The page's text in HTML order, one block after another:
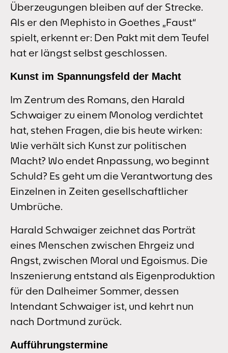
Überzeugungen bleiben auf der Strecke.
Als er den Mephisto in Goethes „Faust“
spielt, erkennt er: Den Pakt mit dem Teufel
hat er längst selbst geschlossen.
Kunst im Spannungsfeld der Macht
Im Zentrum des Romans, den Harald
Schwaiger zu einem Monolog verdichtet
hat, stehen Fragen, die bis heute wirken:
Wie verhält sich Kunst zur politischen
Macht? Wo endet Anpassung, wo beginnt
Schuld? Es geht um die Verantwortung des
Einzelnen in Zeiten gesellschaftlicher
Umbrüche.
Harald Schwaiger zeichnet das Porträt
eines Menschen zwischen Ehrgeiz und
Angst, zwischen Moral und Egoismus. Die
Inszenierung entstand als Eigenproduktion
für den Dalheimer Sommer, dessen
Intendant Schwaiger ist, und kehrt nun
nach Dortmund zurück.
Aufführungstermine